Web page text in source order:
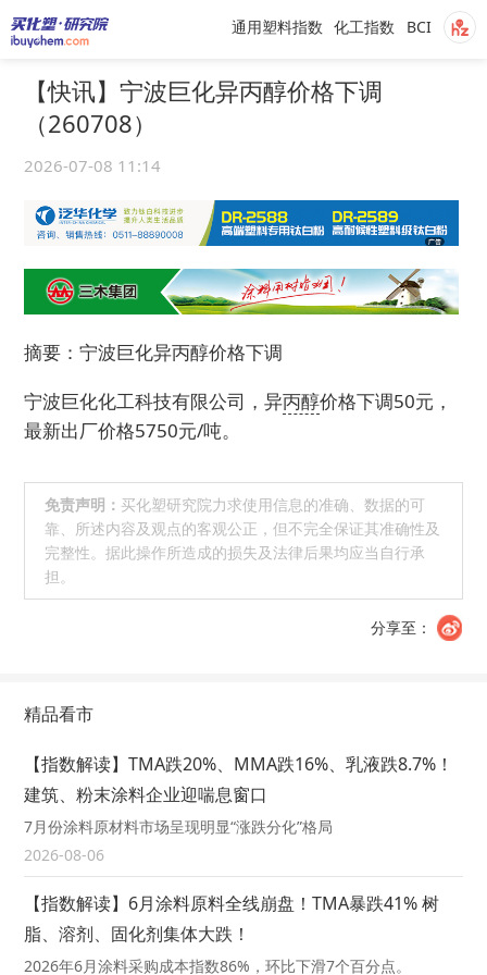
BCI
化工指数
通用塑料指数
【快讯】宁波巨化异丙醇价格下调
（260708）
2026-07-08 11:14
摘要：宁波巨化异丙醇价格下调
宁波巨化化工科技有限公司，异丙醇价格下调50元，
最新出厂价格5750元/吨。
免责声明： 买化塑研究院力求使用信息的准确、数据的可
靠、所述内容及观点的客观公正，但不完全保证其准确性及
完整性。据此操作所造成的损失及法律后果均应当自行承
担。
分享至：
精品看市
【指数解读】TMA跌20%、MMA跌16%、乳液跌8.7%！
建筑、粉末涂料企业迎喘息窗口
7月份涂料原材料市场呈现明显“涨跌分化”格局
2026-08-06
【指数解读】6月涂料原料全线崩盘！TMA暴跌41% 树
脂、溶剂、固化剂集体大跌！
2026年6月涂料采购成本指数86%，环比下滑7个百分点。